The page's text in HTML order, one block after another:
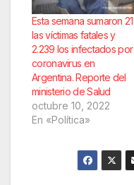
Esta semana sumaron 21
las víctimas fatales y
2.239 los infectados por
coronavirus en
Argentina. Reporte del
ministerio de Salud
octubre 10, 2022
En «Política»